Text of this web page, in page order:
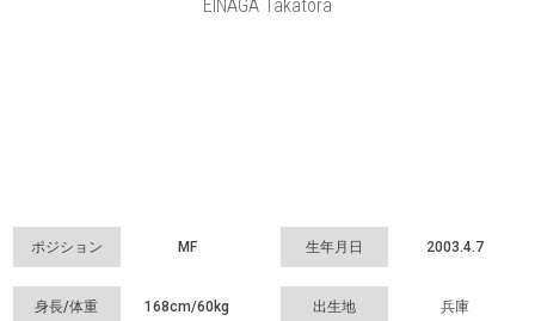
EINAGA Takatora
ポジション MF 生年月日 2003.4.7
身長/体重 168cm/60kg 出生地 兵庫